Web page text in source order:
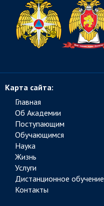
Карта сайта:
Главная
Об Академии
Поступающим
Обучающимся
Наука
Жизнь
Услуги
Дистанционное обучение
Контакты